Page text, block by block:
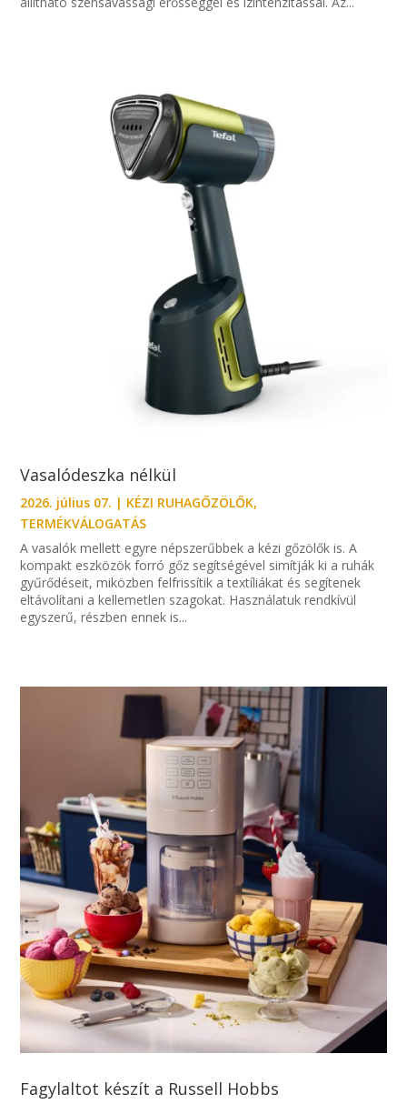
Vasalódeszka nélkül
2026. július 07. | KÉZI RUHAGŐZÖLŐK,
TERMÉKVÁLOGATÁS
A vasalók mellett egyre népszerűbbek a kézi gőzölők is. A
kompakt eszközök forró gőz segítségével simítják ki a ruhák
gyűrődéseit, miközben felfrissítik a textíliákat és segítenek
eltávolítani a kellemetlen szagokat. Használatuk rendkívül
egyszerű, részben ennek is...
Fagylaltot készít a Russell Hobbs